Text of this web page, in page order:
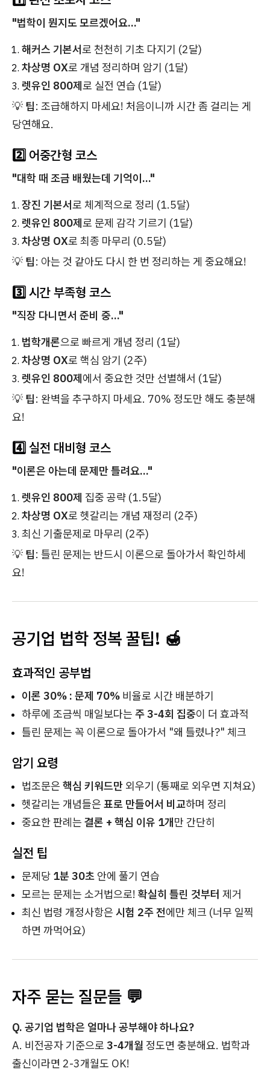
"법학이 뭔지도 모르겠어요..."
해커스 기본서로 천천히 기초 다지기 (2달)
차상명 OX로 개념 정리하며 암기 (1달)
렛유인 800제로 실전 연습 (1달)
💡 팁: 조급해하지 마세요! 처음이니까 시간 좀 걸리는 게
당연해요.
2️⃣ 어중간형 코스
"대학 때 조금 배웠는데 기억이..."
장진 기본서로 체계적으로 정리 (1.5달)
렛유인 800제로 문제 감각 기르기 (1달)
차상명 OX로 최종 마무리 (0.5달)
💡 팁: 아는 것 같아도 다시 한 번 정리하는 게 중요해요!
3️⃣ 시간 부족형 코스
"직장 다니면서 준비 중..."
법학개론으로 빠르게 개념 정리 (1달)
차상명 OX로 핵심 암기 (2주)
렛유인 800제에서 중요한 것만 선별해서 (1달)
💡 팁: 완벽을 추구하지 마세요. 70% 정도만 해도 충분해
요!
4️⃣ 실전 대비형 코스
"이론은 아는데 문제만 틀려요..."
렛유인 800제 집중 공략 (1.5달)
차상명 OX로 헷갈리는 개념 재정리 (2주)
최신 기출문제로 마무리 (2주)
💡 팁: 틀린 문제는 반드시 이론으로 돌아가서 확인하세
요!
공기업 법학 정복 꿀팁! 🍯
효과적인 공부법
이론 30% : 문제 70% 비율로 시간 배분하기
하루에 조금씩 매일보다는 주 3-4회 집중이 더 효과적
틀린 문제는 꼭 이론으로 돌아가서 "왜 틀렸나?" 체크
암기 요령
법조문은 핵심 키워드만 외우기 (통째로 외우면 지쳐요)
헷갈리는 개념들은 표로 만들어서 비교하며 정리
중요한 판례는 결론 + 핵심 이유 1개만 간단히
실전 팁
문제당 1분 30초 안에 풀기 연습
모르는 문제는 소거법으로! 확실히 틀린 것부터 제거
최신 법령 개정사항은 시험 2주 전에만 체크 (너무 일찍
하면 까먹어요)
자주 묻는 질문들 💬
Q. 공기업 법학은 얼마나 공부해야 하나요?
A. 비전공자 기준으로 3-4개월 정도면 충분해요. 법학과
출신이라면 2-3개월도 OK!